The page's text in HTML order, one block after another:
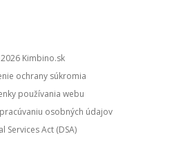
kimbino.sk
ochrany súkromia
používania webu
osobných údajov
Services Act (DSA)